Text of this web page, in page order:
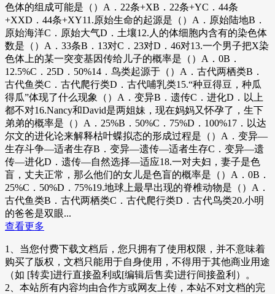
色体的组成可能是（）A．22条+XB．22条+YC．44条
+XXD．44条+XY11.原始生命的起源是（）A．原始陆地B．
原始海洋C．原始大气D．土壤12.人的体细胞内含有的染色体
数是（）A．33条B．13对C．23对D．46对13.一个男子把X染
色体上的某一突变基因传给儿子的概率是（）A．0B．
12.5%C．25D．50%14．鸟类起源于（）A．古代两栖类B．
古代鱼类C．古代爬行类D．古代哺乳类15.“种豆得豆，种瓜
得瓜”体现了什么现象（）A．变异B．遗传C．进化D．以上
都不对16.Nancy和David是两姐妹，现在妈妈又怀孕了，生下
弟弟的概率是（）A．25%B．50%C．75%D．100%17．以达
尔文的进化论来解释枯叶蝶拟态的形成过程是（）A．变异—
生存斗争—适者生存B．变异—遗传—适者生存C．变异—遗
传—进化D．遗传—自然选择—适应18.一对夫妇，妻子是色
盲，丈夫正常，那么他们的女儿是色盲的概率是（）A．0B．
25%C．50%D．75%19.地球上最早出现的脊椎动物是（）A．
古代鱼类B．古代两栖类C．古代爬行类D．古代鸟类20.小明
的爸爸是双眼...
查看更多
1、当您付费下载文档后，您只拥有了使用权限，并不意味着
购买了版权，文档只能用于自身使用，不得用于其他商业用途
（如 [转卖]进行直接盈利或[编辑后售卖]进行间接盈利）。
2、本站所有内容均由合作方或网友上传，本站不对文档的完